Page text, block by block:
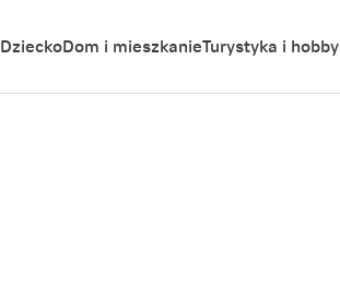
DzieckoDom i mieszkanieTurystyka i hobby